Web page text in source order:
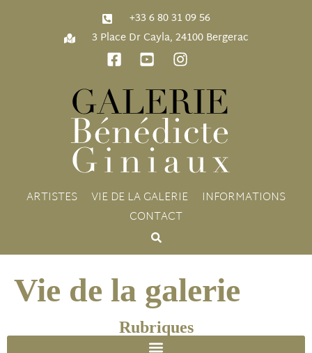
‭+33 6 80 31 09 56‬
3 Place Dr Cayla, 24100 Bergerac
ARTISTES VIE DE LA GALERIE
INFORMATIONS
CONTACT
Vie de la galerie
Rubriques